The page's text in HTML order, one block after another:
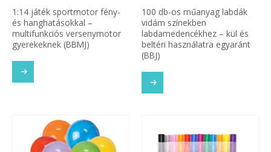
1:14 játék sportmotor fény-
és hanghatásokkal –
multifunkciós versenymotor
gyerekeknek (BBMJ)
100 db-os műanyag labdák
vidám színekben
labdamedencékhez – kül és
beltéri használatra egyaránt
(BBJ)